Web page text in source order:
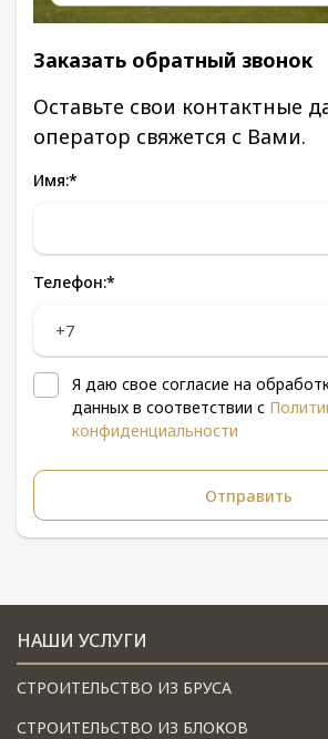
Заказать обратный звонок
Оставьте свои контактные
оператор свяжется с Вами.
Имя:*
Телефон:*
Я даю свое согласие на
данных в соответствии с
конфиденциальности
НАШИ УСЛУГИ
СТРОИТЕЛЬСТВО ИЗ БРУСА
СТРОИТЕЛЬСТВО ИЗ БЛОКОВ